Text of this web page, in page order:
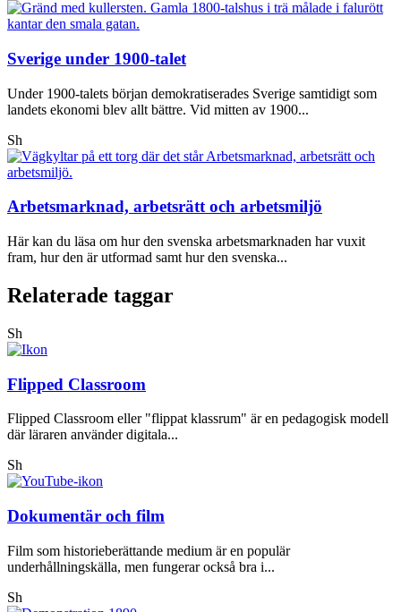
Sverige under 1900-talet
Under 1900-talets början demokratiserades Sverige samtidigt som
landets ekonomi blev allt bättre. Vid mitten av 1900...
Sh
Arbetsmarknad, arbetsrätt och arbetsmiljö
Här kan du läsa om hur den svenska arbetsmarknaden har vuxit
fram, hur den är utformad samt hur den svenska...
Relaterade taggar
Sh
Flipped Classroom
Flipped Classroom eller "flippat klassrum" är en pedagogisk modell
där läraren använder digitala...
Sh
Dokumentär och film
Film som historieberättande medium är en populär
underhållningskälla, men fungerar också bra i...
Sh